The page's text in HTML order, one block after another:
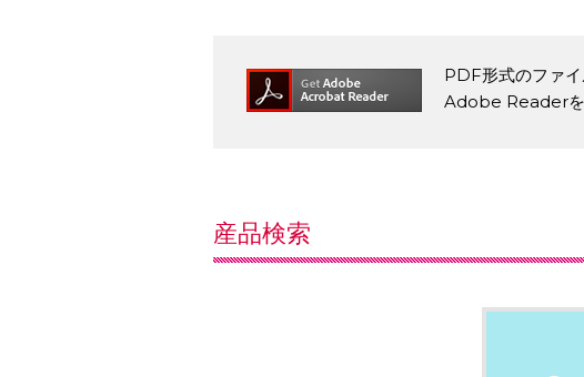
PDF形式のファ
Adobe Readerを
産品検索